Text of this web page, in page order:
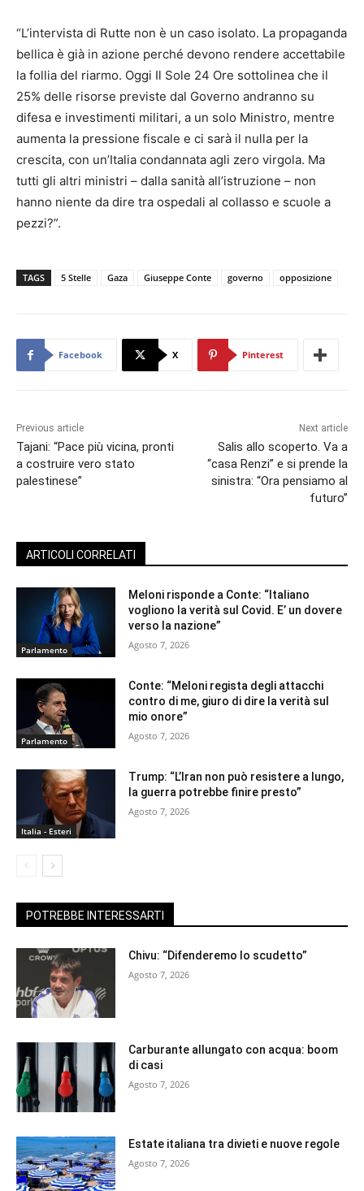
“L’intervista di Rutte non è un caso isolato. La propaganda
bellica è già in azione perché devono rendere accettabile
la follia del riarmo. Oggi Il Sole 24 Ore sottolinea che il
25% delle risorse previste dal Governo andranno su
difesa e investimenti militari, a un solo Ministro, mentre
aumenta la pressione fiscale e ci sarà il nulla per la
crescita, con un’Italia condannata agli zero virgola. Ma
tutti gli altri ministri – dalla sanità all’istruzione – non
hanno niente da dire tra ospedali al collasso e scuole a
pezzi?”.
TAGS 5 Stelle Gaza Giuseppe Conte governo opposizione
Facebook X Pinterest
Previous article
Tajani: “Pace più vicina, pronti
a costruire vero stato
palestinese”
Next article
Salis allo scoperto. Va a
“casa Renzi” e si prende la
sinistra: “Ora pensiamo al
futuro”
ARTICOLI CORRELATI
Parlamento
Meloni risponde a Conte: “Italiano
vogliono la verità sul Covid. E’ un dovere
verso la nazione”
Agosto 7, 2026
Parlamento
Conte: “Meloni regista degli attacchi
contro di me, giuro di dire la verità sul
mio onore”
Agosto 7, 2026
Italia - Esteri
Trump: “L’Iran non può resistere a lungo,
la guerra potrebbe finire presto”
Agosto 7, 2026
POTREBBE INTERESSARTI
Chivu: “Difenderemo lo scudetto”
Agosto 7, 2026
Carburante allungato con acqua: boom
di casi
Agosto 7, 2026
Estate italiana tra divieti e nuove regole
Agosto 7, 2026